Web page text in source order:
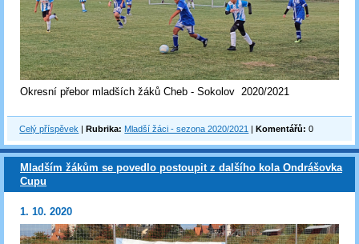
Okresní přebor mladších žáků Cheb - Sokolov 2020/2021
Celý příspěvek |Rubrika: Mladší žáci - sezona 2020/2021 |Komentářů: 0
Mladším žákům se povedlo postoupit z dalšího kola Ondrášovka
Cupu
1. 10. 2020